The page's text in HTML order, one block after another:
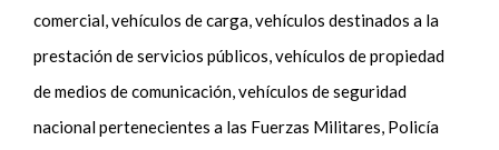
comercial, vehículos de carga, vehículos destinados a la
prestación de servicios públicos, vehículos de propiedad
de medios de comunicación, vehículos de seguridad
nacional pertenecientes a las Fuerzas Militares, Policía